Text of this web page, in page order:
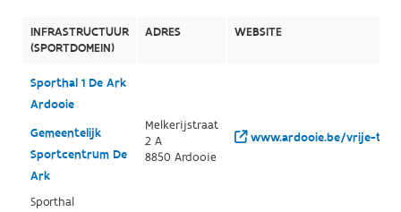
INFRASTRUCTUUR
(SPORTDOMEIN)
ADRES WEBSITE
Sporthal 1 De Ark
Ardooie
Gemeentelijk
Sportcentrum De
Ark
Sporthal
Melkerijstraat
2 A
8850 Ardooie
www.ardooie.be/vrije-tijd/